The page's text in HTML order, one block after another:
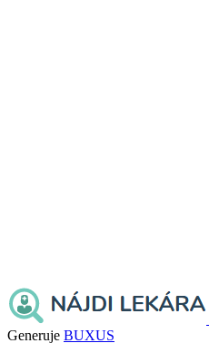
Generuje BUXUS